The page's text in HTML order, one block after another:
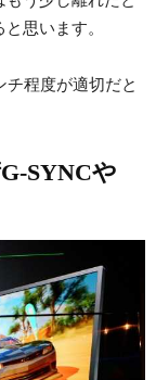
思います。
程度が適切だと
SYNCや